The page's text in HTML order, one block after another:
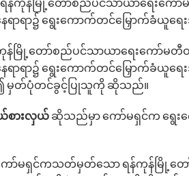
ကုန်မြို့‌တော်စည်ပင်သာယာ‌ရေးကော်မ
ာရာ၌ ‌ရွေး‌ကောက်တင်မြှောက်ခံယူ‌
မြို့‌တော်စည်ပင်သာယာ‌ရေး‌ကော်မတီဝ
ာရာ၌ ‌ရွေး‌ကောက်တင်‌မြှောက်ခံယူ‌ရ
မှတ်ပုံတင်ခွင့်ပြုသူကို ဆိုသည်။
စားလှယ် ဆိုသည်မှာ ‌ကော်မရှင်က ရွေး
မရှင်ကသတ်မှတ်သော ရန်ကုန်မြို့တော်